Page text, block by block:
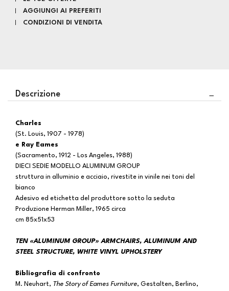
AGGIUNGI AI PREFERITI
CONDIZIONI DI VENDITA
Descrizione
Charles
(St. Louis, 1907 - 1978)
e Ray Eames
(Sacramento, 1912 - Los Angeles, 1988)
DIECI SEDIE MODELLO ALUMINUM GROUP
struttura in alluminio e acciaio, rivestite in vinile nei toni del
bianco
Adesivo ed etichetta del produttore sotto la seduta
Produzione Herman Miller, 1965 circa
cm 85x51x53
TEN «ALUMINUM GROUP» ARMCHAIRS, ALUMINUM AND
STEEL STRUCTURE, WHITE VINYL UPHOLSTERY
Bibliografia di confronto
M. Neuhart, The Story of Eames Furniture, Gestalten, Berlino,